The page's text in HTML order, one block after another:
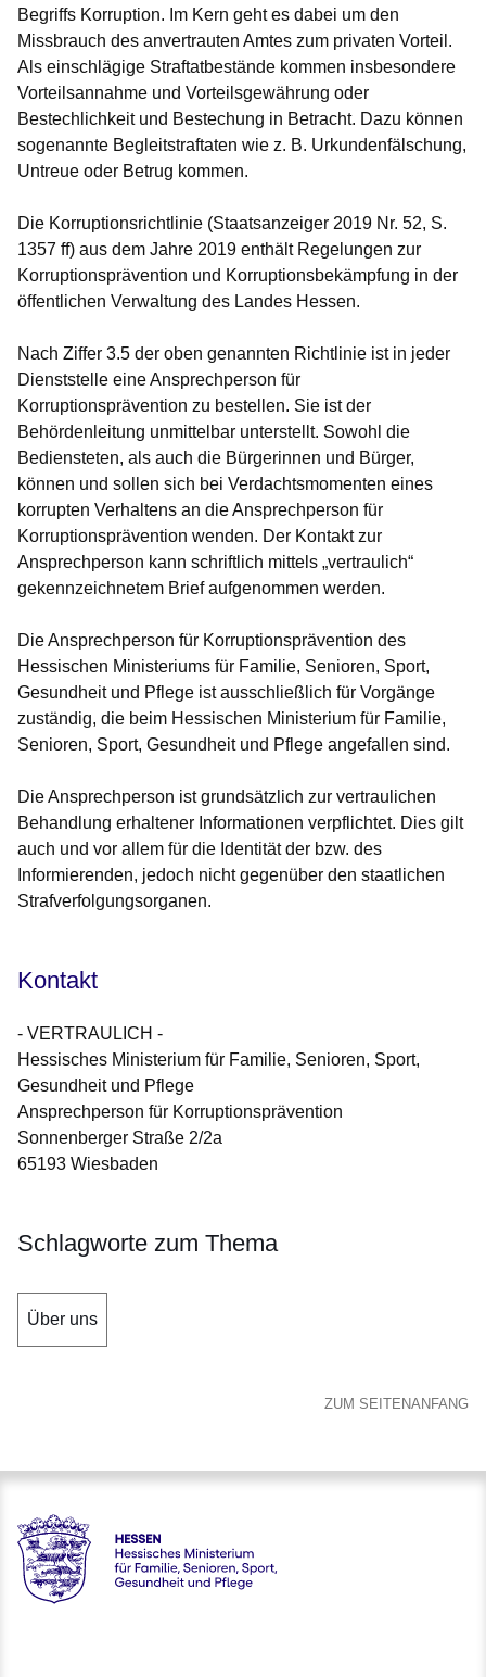
Begriffs Korruption. Im Kern geht es dabei um den
Missbrauch des anvertrauten Amtes zum privaten Vorteil.
Als einschlägige Straftatbestände kommen insbesondere
Vorteilsannahme und Vorteilsgewährung oder
Bestechlichkeit und Bestechung in Betracht. Dazu können
sogenannte Begleitstraftaten wie z. B. Urkundenfälschung,
Untreue oder Betrug kommen.
Die Korruptionsrichtlinie (Staatsanzeiger 2019 Nr. 52, S.
1357 ff) aus dem Jahre 2019 enthält Regelungen zur
Korruptionsprävention und Korruptionsbekämpfung in der
öffentlichen Verwaltung des Landes Hessen.
Nach Ziffer 3.5 der oben genannten Richtlinie ist in jeder
Dienststelle eine Ansprechperson für
Korruptionsprävention zu bestellen. Sie ist der
Behördenleitung unmittelbar unterstellt. Sowohl die
Bediensteten, als auch die Bürgerinnen und Bürger,
können und sollen sich bei Verdachtsmomenten eines
korrupten Verhaltens an die Ansprechperson für
Korruptionsprävention wenden. Der Kontakt zur
Ansprechperson kann schriftlich mittels „vertraulich“
gekennzeichnetem Brief aufgenommen werden.
Die Ansprechperson für Korruptionsprävention des
Hessischen Ministeriums für Familie, Senioren, Sport,
Gesundheit und Pflege ist ausschließlich für Vorgänge
zuständig, die beim Hessischen Ministerium für Familie,
Senioren, Sport, Gesundheit und Pflege angefallen sind.
Die Ansprechperson ist grundsätzlich zur vertraulichen
Behandlung erhaltener Informationen verpflichtet. Dies gilt
auch und vor allem für die Identität der bzw. des
Informierenden, jedoch nicht gegenüber den staatlichen
Strafverfolgungsorganen.
Kontakt
- VERTRAULICH -
Hessisches Ministerium für Familie, Senioren, Sport,
Gesundheit und Pflege
Ansprechperson für Korruptionsprävention
Sonnenberger Straße 2/2a
65193 Wiesbaden
Schlagworte zum Thema
Über uns
ZUM SEITENANFANG
Hessen - Hessisches Ministerium für Familie, Senioren,